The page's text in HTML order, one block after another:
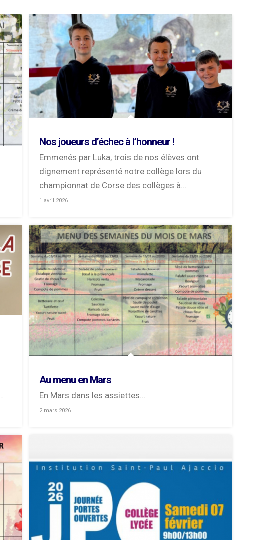
Nos joueurs d’échec à l’honneur !
Emmenés par Luka, trois de nos élèves ont
dignement représenté notre collège lors du
championnat de Corse des collèges à...
1 avril 2026
Au menu en Mars
En Mars dans les assiettes...
2 mars 2026